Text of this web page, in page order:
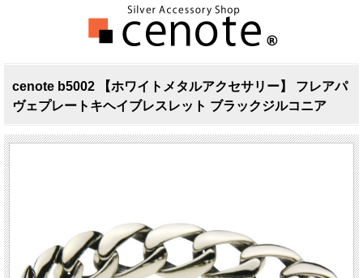
cenote b5002 【ホワイトメタルアクセサリー】 フレアパ
ヴェプレートキヘイブレスレット ブラックジルコニア